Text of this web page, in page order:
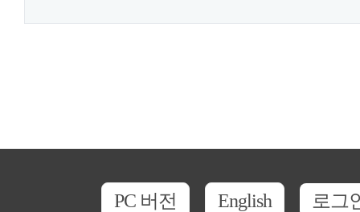
PC 버전 English 로그